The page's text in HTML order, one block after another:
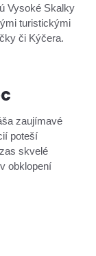
Vysoké Skalky
turistickými
či Kýčera.
zaujímavé
poteší
skvelé
obklopení